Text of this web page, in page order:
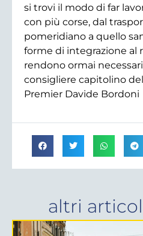
si trovi il modo di far
con più corse, dal
pomeridiano a quello
forme di integrazione al
rendono ormai
consigliere capitolino
Premier Davide Bordoni
altri